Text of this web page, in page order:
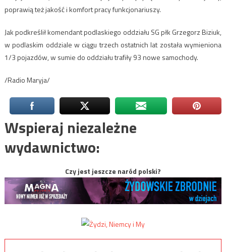
poprawią też jakość i komfort pracy funkcjonariuszy.
Jak podkreślił komendant podlaskiego oddziału SG płk Grzegorz Biziuk,
w podlaskim oddziale w ciągu trzech ostatnich lat została wymieniona
1/3 pojazdów, w sumie do oddziału trafiły 93 nowe samochody.
/Radio Maryja/
Wspieraj niezależne
wydawnictwo:
Czy jest jeszcze naród polski?